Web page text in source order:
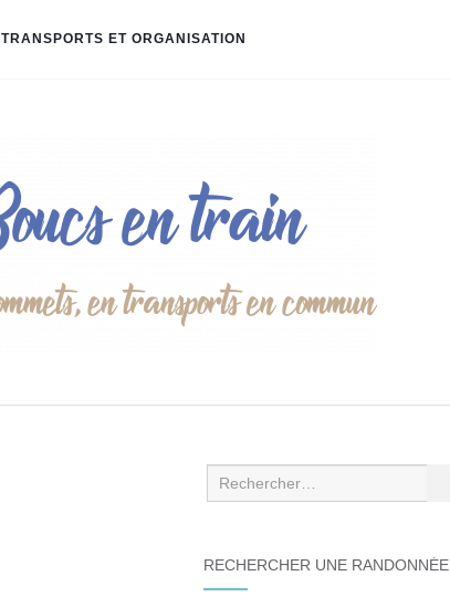
TRANSPORTS ET ORGANISATION
Recherche
:
RECHERCHER UNE RANDONNÉE